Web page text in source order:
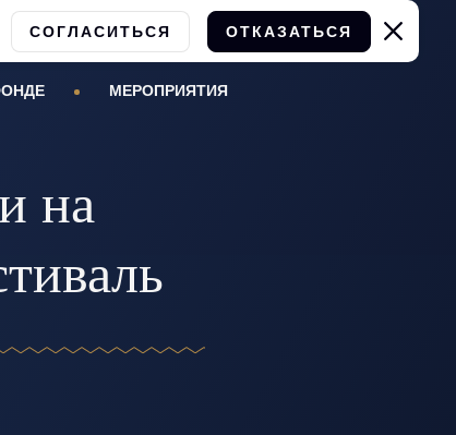
МЕРОПРИЯТИЯ
на
СОГЛАСИТЬСЯ ОТКАЗАТЬСЯ